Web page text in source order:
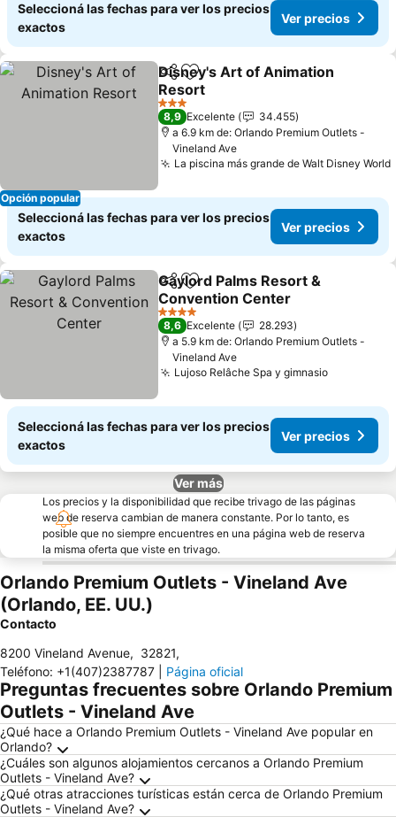
Seleccioná las fechas para ver los precios
exactos
Ver precios
Opción popular
CompartirAñadir a favoritos
Disney's Art of Animation
Resort
3 Estrellas
8,9 Excelente
34.455
a 6.9 km de: Orlando Premium Outlets -
Vineland Ave
La piscina más grande de Walt Disney World
Seleccioná las fechas para ver los precios
exactos
Ver precios
CompartirAñadir a favoritos
Gaylord Palms Resort &
Convention Center
4 Estrellas
8,6 Excelente
28.293
a 5.9 km de: Orlando Premium Outlets -
Vineland Ave
Lujoso Relâche Spa y gimnasio
Seleccioná las fechas para ver los precios
exactos
Ver precios
Ver más
Los precios y la disponibilidad que recibe trivago de las páginas
web de reserva cambian de manera constante. Por lo tanto, es
posible que no siempre encuentres en una página web de reserva
la misma oferta que viste en trivago.
Orlando Premium Outlets - Vineland Ave
(Orlando, EE. UU.)
Contacto
8200 Vineland Avenue, 32821,
Teléfono: +1(407)2387787 Página oficial
Preguntas frecuentes sobre Orlando Premium
Outlets - Vineland Ave
¿Qué hace a Orlando Premium Outlets - Vineland Ave popular en
Orlando?
¿Cuáles son algunos alojamientos cercanos a Orlando Premium
Outlets - Vineland Ave?
¿Qué otras atracciones turísticas están cerca de Orlando Premium
Outlets - Vineland Ave?